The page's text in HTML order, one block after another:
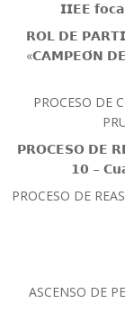
𝗜𝗜𝗘𝗘
𝗥𝗢𝗟 𝗗𝗘
«𝗖𝗔𝗠𝗣𝗘𝗢́𝗡
PROCESO DE
𝗣𝗥𝗢𝗖𝗘𝗦𝗢 𝗗𝗘
𝟭𝟬 –
PROCESO DE
ASCENSO DE